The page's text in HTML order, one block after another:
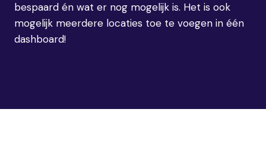
bespaard én wat er nog mogelijk is. Het is ook
mogelijk meerdere locaties toe te voegen in één
dashboard!